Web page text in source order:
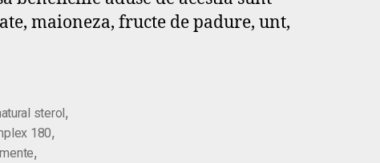
maioneza, fructe de padure, unt,
sterol,
180,
,